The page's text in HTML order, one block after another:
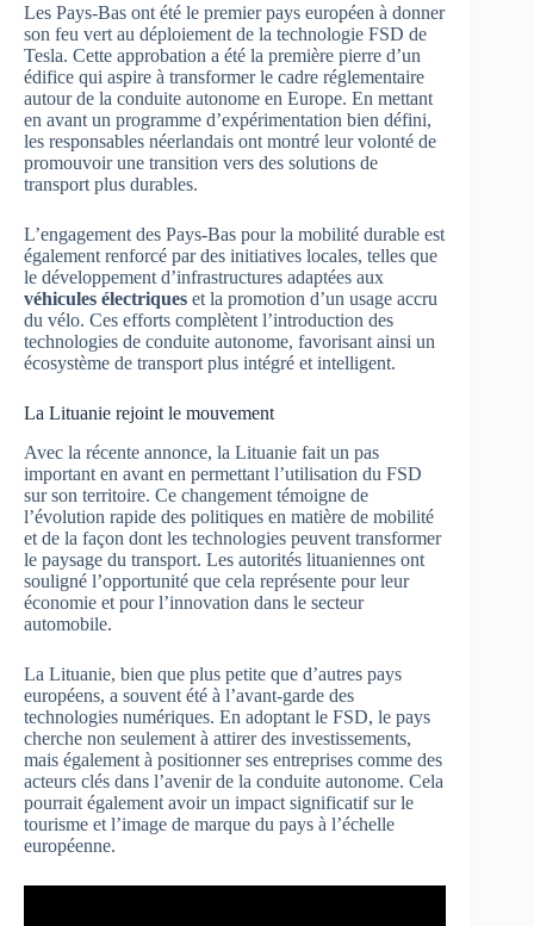
Les Pays-Bas ont été le premier pays européen à donner
son feu vert au déploiement de la technologie FSD de
Tesla. Cette approbation a été la première pierre d’un
édifice qui aspire à transformer le cadre réglementaire
autour de la conduite autonome en Europe. En mettant
en avant un programme d’expérimentation bien défini,
les responsables néerlandais ont montré leur volonté de
promouvoir une transition vers des solutions de
transport plus durables.
L’engagement des Pays-Bas pour la mobilité durable est
également renforcé par des initiatives locales, telles que
le développement d’infrastructures adaptées aux
véhicules électriques et la promotion d’un usage accru
du vélo. Ces efforts complètent l’introduction des
technologies de conduite autonome, favorisant ainsi un
écosystème de transport plus intégré et intelligent.
La Lituanie rejoint le mouvement
Avec la récente annonce, la Lituanie fait un pas
important en avant en permettant l’utilisation du FSD
sur son territoire. Ce changement témoigne de
l’évolution rapide des politiques en matière de mobilité
et de la façon dont les technologies peuvent transformer
le paysage du transport. Les autorités lituaniennes ont
souligné l’opportunité que cela représente pour leur
économie et pour l’innovation dans le secteur
automobile.
La Lituanie, bien que plus petite que d’autres pays
européens, a souvent été à l’avant-garde des
technologies numériques. En adoptant le FSD, le pays
cherche non seulement à attirer des investissements,
mais également à positionner ses entreprises comme des
acteurs clés dans l’avenir de la conduite autonome. Cela
pourrait également avoir un impact significatif sur le
tourisme et l’image de marque du pays à l’échelle
européenne.